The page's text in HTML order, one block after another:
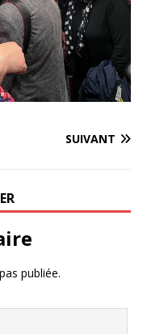
SUIVANT
publiée.